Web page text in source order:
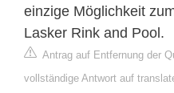
einzige Möglichkeit
Lasker Rink and Pool.
Antrag auf Entfernung der
vollständige Antwort auf